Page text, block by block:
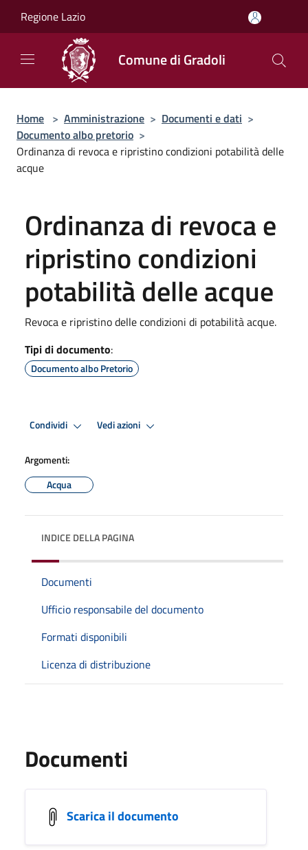
Regione Lazio
Comune di Gradoli
Home > Amministrazione > Documenti e dati >
Documento albo pretorio >
Ordinanza di revoca e ripristino condizioni potabilità delle
acque
Ordinanza di revoca e
ripristino condizioni
potabilità delle acque
Revoca e ripristino delle condizioni di potabilità acque.
Tipi di documento:
Documento albo Pretorio
Condividi Vedi azioni
Argomenti:
Acqua
INDICE DELLA PAGINA
Documenti
Ufficio responsabile del documento
Formati disponibili
Licenza di distribuzione
Documenti
Scarica il documento